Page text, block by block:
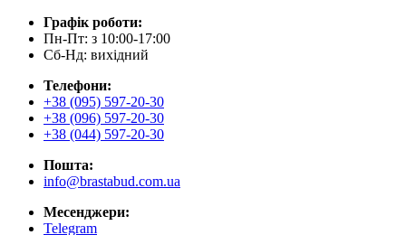
Графік роботи:
Пн-Пт: з 10:00-17:00
Сб-Нд: вихідний
Телефони:
+38 (095) 597-20-30
+38 (096) 597-20-30
+38 (044) 597-20-30
Пошта:
info@brastabud.com.ua
Месенджери:
Telegram